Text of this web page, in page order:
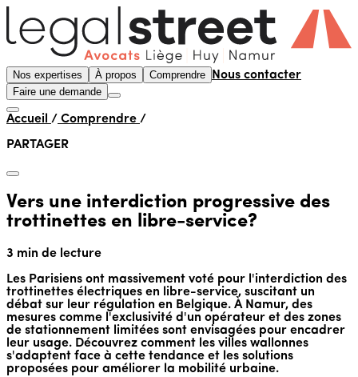
Nos expertises À propos Comprendre Nous contacter
Faire une demande
Accueil / Comprendre /
PARTAGER
Vers une interdiction progressive des
trottinettes en libre-service?
3 min de lecture
Les Parisiens ont massivement voté pour l'interdiction des
trottinettes électriques en libre-service, suscitant un
débat sur leur régulation en Belgique. À Namur, des
mesures comme l'exclusivité d'un opérateur et des zones
de stationnement limitées sont envisagées pour encadrer
leur usage. Découvrez comment les villes wallonnes
s'adaptent face à cette tendance et les solutions
proposées pour améliorer la mobilité urbaine.